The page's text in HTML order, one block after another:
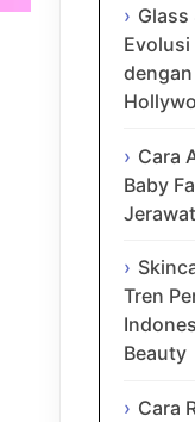
Glass
Evolusi
Cara
Baby
Tren
Beauty
Cara